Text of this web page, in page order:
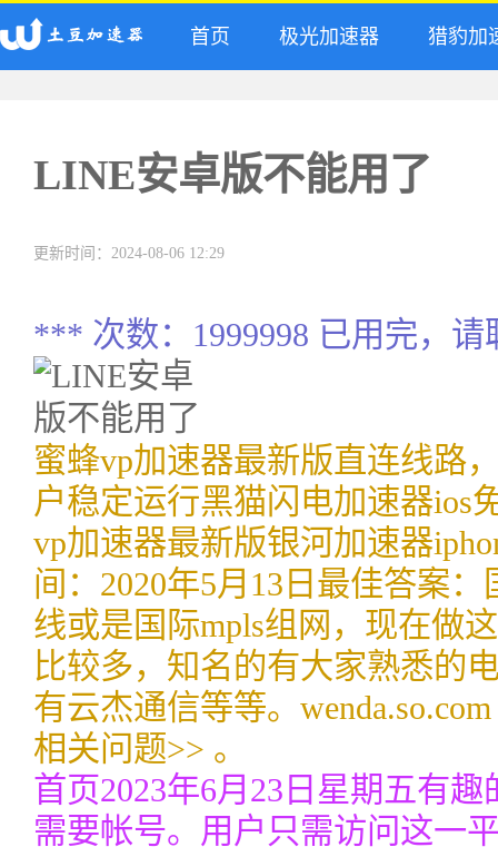
首页 极光加速器 猎豹加
LINE安卓版不能用了
更新时间：2024-08-06 12:29
*** 次数：1999998 已用完，
蜜蜂vp加速器最新版直连线路
户稳定运行黑猫闪电加速器ios
vp加速器最新版银河加速器
间：2020年5月13日最佳答案
线或是国际mpls组网，现在做
比较多，知名的有大家熟悉的
有云杰通信等等。
相关问题>> 。
首页2023年6月23日星期五有趣
需要帐号。用户只需访问这一